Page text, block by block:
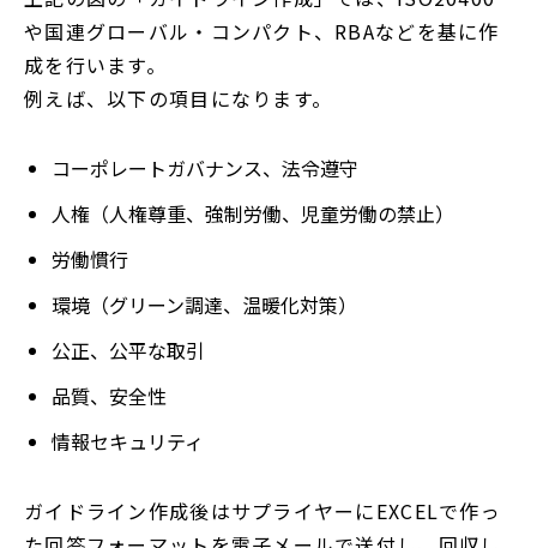
や国連グローバル・コンパクト、RBAなどを基に作
成を行います。
例えば、以下の項目になります。
コーポレートガバナンス、法令遵守
人権（人権尊重、強制労働、児童労働の禁止）
労働慣行
環境（グリーン調達、温暖化対策）
公正、公平な取引
品質、安全性
情報セキュリティ
ガイドライン作成後はサプライヤーにEXCELで作っ